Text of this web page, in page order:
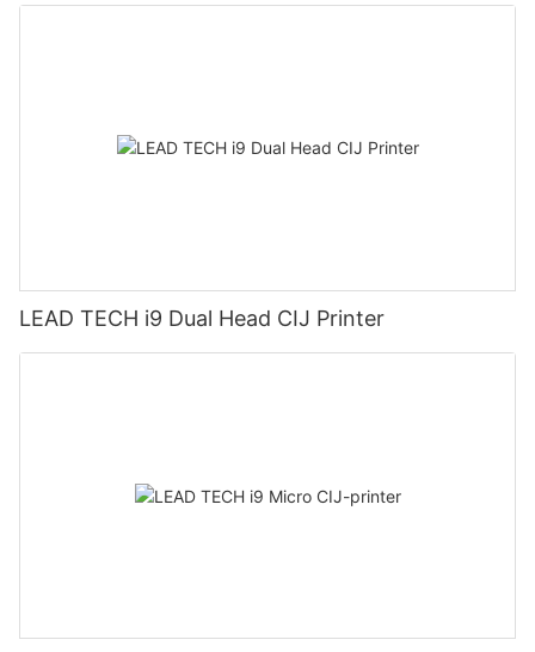
LEAD TECH i9 Dual Head CIJ Printer